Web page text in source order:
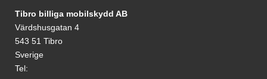
Footer-innhold Blandet informasjon og
Tibro billiga mobilskydd AB
Värdshusgatan 4
543 51 Tibro
Sverige
Tel: